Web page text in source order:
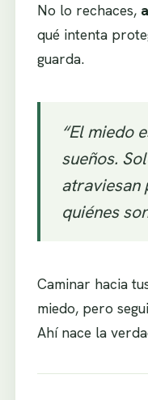
No lo rechaces,
qué intenta
guarda.
“El miedo
sueños.
atraviesan
quiénes
Caminar hacia
miedo, pero
Ahí nace la